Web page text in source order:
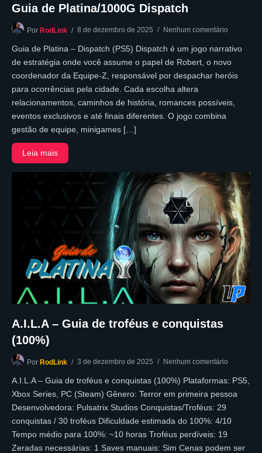
Guia de Platina/1000G Dispatch
Por RodLink 8 de dezembro de 2025 Nenhum comentário
Guia de Platina – Dispatch (PS5) Dispatch é um jogo narrativo
de estratégia onde você assume o papel de Robert, o novo
coordenador da Equipe-Z, responsável por despachar heróis
para ocorrências pela cidade. Cada escolha altera
relacionamentos, caminhos de história, romances possíveis,
eventos exclusivos e até finais diferentes. O jogo combina
gestão de equipe, minigames […]
Leia mais
A.I.L.A – Guia de troféus e conquistas
(100%)
Por RodLink 3 de dezembro de 2025 Nenhum comentário
A.I.L.A – Guia de troféus e conquistas (100%) Plataformas: PS5,
Xbox Series, PC (Steam) Gênero: Terror em primeira pessoa
Desenvolvedora: Pulsatrix Studios Conquistas/Troféus: 29
conquistas / 30 troféus Dificuldade estimada do 100%: 4/10
Tempo médio para 100%: ~10 horas Troféus perdíveis: 19
Zeradas necessárias: 1 Saves manuais: Sim Cenas podem ser